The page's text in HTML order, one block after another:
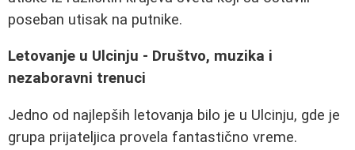
poseban utisak na putnike.
Letovanje u Ulcinju - Društvo, muzika i
nezaboravni trenuci
Jedno od najlepših letovanja bilo je u Ulcinju, gde je
grupa prijateljica provela fantastično vreme.